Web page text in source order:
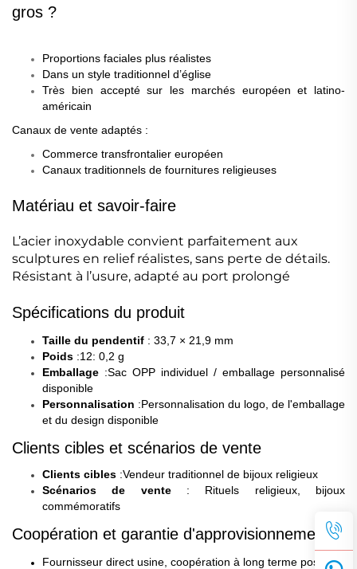
gros ?
Proportions faciales plus réalistes
Dans un style traditionnel d’église
Très bien accepté sur les marchés européen et latino-
américain
Canaux de vente adaptés :
Commerce transfrontalier européen
Canaux traditionnels de fournitures religieuses
Matériau et savoir-faire
L’acier inoxydable convient parfaitement aux
sculptures en relief réalistes, sans perte de détails.
Résistant à l’usure, adapté au port prolongé
Spécifications du produit
Taille du pendentif : 33,7 × 21,9 mm
Poids :12: 0,2 g
Emballage :Sac OPP individuel / emballage personnalisé
disponible
Personnalisation :Personnalisation du logo, de l'emballage
et du design disponible
Clients cibles et scénarios de vente
Clients cibles :Vendeur traditionnel de bijoux religieux
Scénarios de vente : Rituels religieux, bijoux
commémoratifs
Coopération et garantie d'approvisionnement
Fournisseur direct usine, coopération à long terme possible